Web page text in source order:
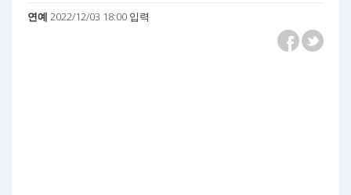
연예 2022/12/03 18:00 입력